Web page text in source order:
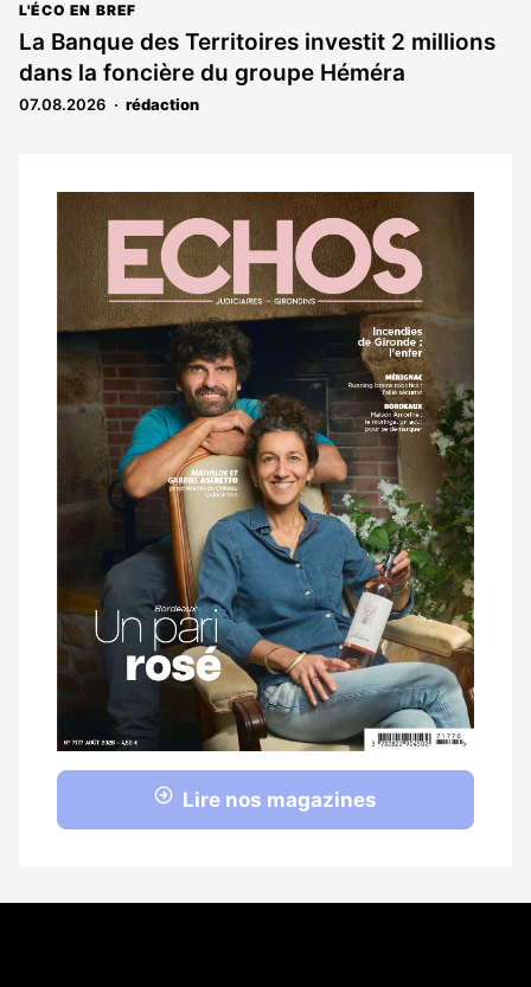
L'ÉCO EN BREF
La Banque des Territoires investit 2 millions
dans la foncière du groupe Héméra
07.08.2026 rédaction
Notre
dernier
magazine
Lire nos magazines